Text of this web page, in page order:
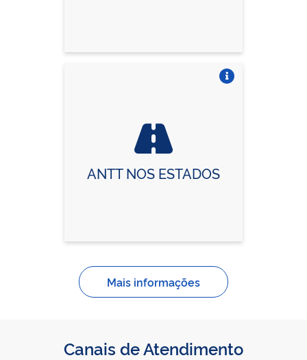
ANTT NOS ESTADOS
Mais informações
Canais de Atendimento